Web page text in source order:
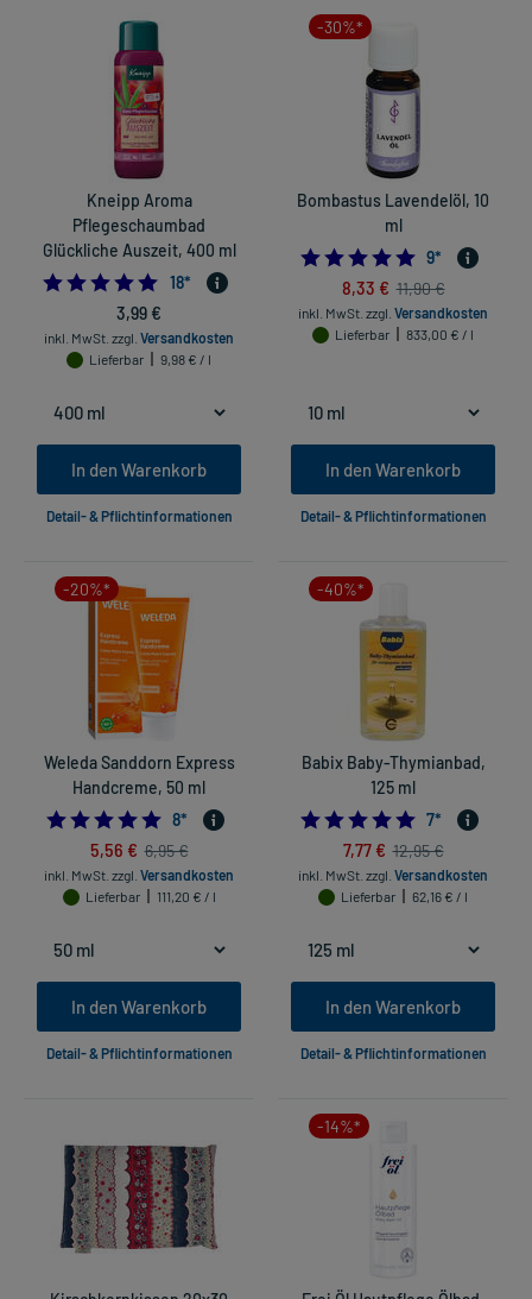
Kneipp Aroma
Pflegeschaumbad
Glückliche Auszeit, 400 ml
4.888888888888889
18*
3,99 €
inkl. MwSt. zzgl. Versandkosten
Lieferbar
9,98 € / l
In den Warenkorb
Detail- & Pflichtinformationen
-30%*
Bombastus Lavendelöl, 10
ml
5.0
9*
8,33 € 11,90 €
inkl. MwSt. zzgl. Versandkosten
Lieferbar
833,00 € / l
In den Warenkorb
Detail- & Pflichtinformationen
-20%*
Weleda Sanddorn Express
Handcreme, 50 ml
5.0
8*
5,56 € 6,95 €
inkl. MwSt. zzgl. Versandkosten
Lieferbar
111,20 € / l
In den Warenkorb
Detail- & Pflichtinformationen
-40%*
Babix Baby-Thymianbad,
125 ml
5.0
7*
7,77 € 12,95 €
inkl. MwSt. zzgl. Versandkosten
Lieferbar
62,16 € / l
In den Warenkorb
Detail- & Pflichtinformationen
-14%*